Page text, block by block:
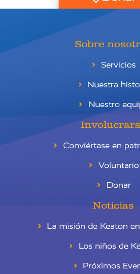
Sobre
Servicios
Nuestra
Nuestro
Conviértase en
Voluntario
Donar
Noticias
La misión de Keaton
Los niños de
Próximos